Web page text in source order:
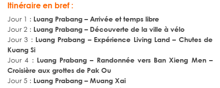
Itinéraire en bref :
Jour 1 : Luang Prabang – Arrivée et temps libre
Jour 2 : Luang Prabang – Découverte de la ville à vélo
Jour 3 : Luang Prabang – Expérience Living Land – Chutes de
Kuang Si
Jour 4 : Luang Prabang – Randonnée vers Ban Xieng Men –
Croisière aux grottes de Pak Ou
Jour 5 : Luang Prabang – Muang Xai